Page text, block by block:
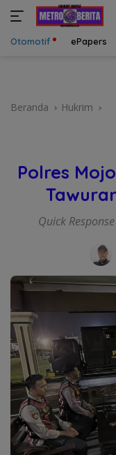
Otomotif ePapers
Beranda Hukrim
Polres
Quick